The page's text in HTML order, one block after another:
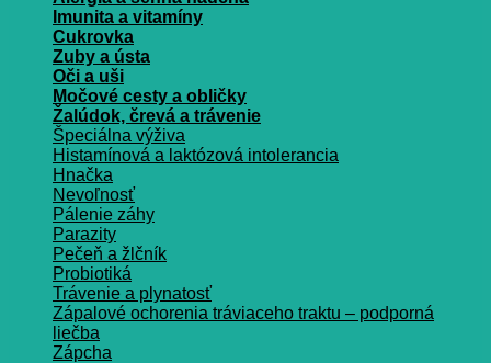
Imunita a vitamíny
Cukrovka
Zuby a ústa
Oči a uši
Močové cesty a obličky
Žalúdok, črevá a trávenie
Špeciálna výživa
Histamínová a laktózová intolerancia
Hnačka
Nevoľnosť
Pálenie záhy
Parazity
Pečeň a žlčník
Probiotiká
Trávenie a plynatosť
Zápalové ochorenia tráviaceho traktu – podporná
liečba
Zápcha